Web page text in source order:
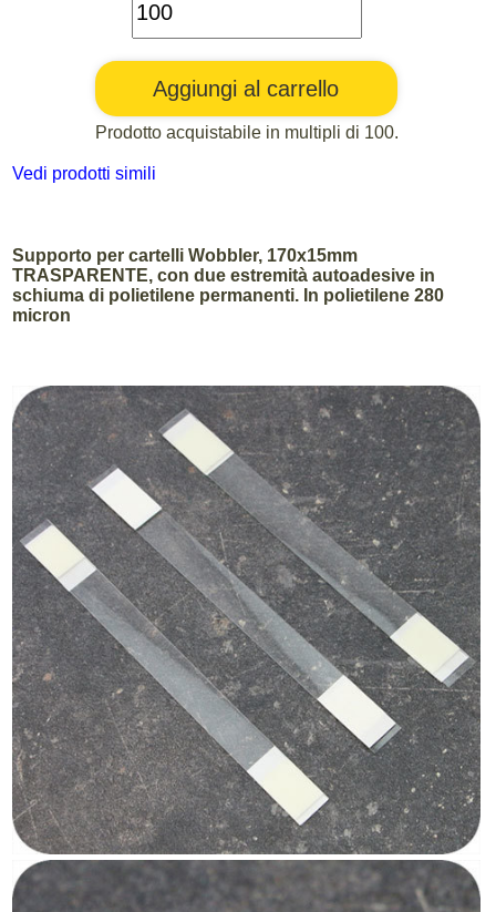
Prodotto acquistabile in multipli di 100.
Vedi prodotti simili
Supporto per cartelli Wobbler, 170x15mm
TRASPARENTE, con due estremità autoadesive in
schiuma di polietilene permanenti. In polietilene 280
micron